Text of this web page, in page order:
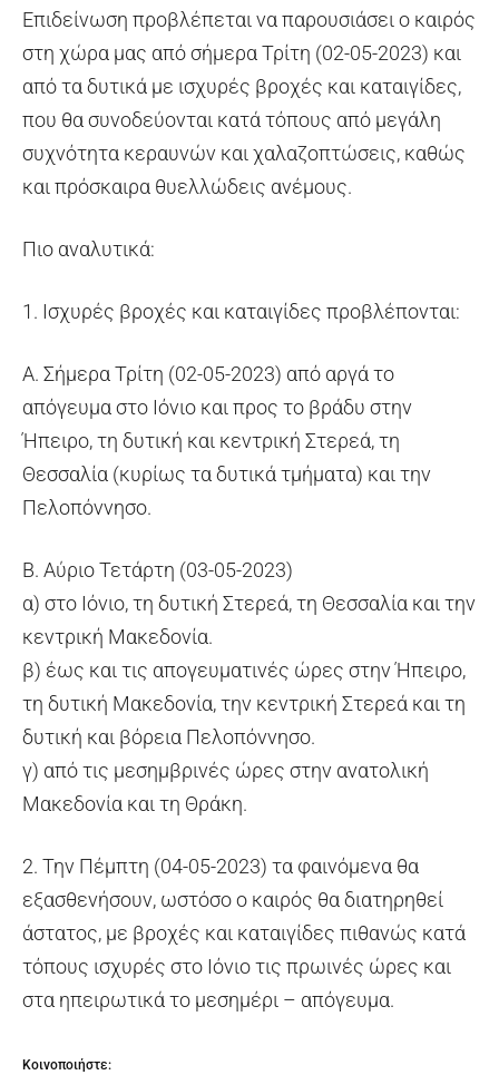
Επιδείνωση προβλέπεται να παρουσιάσει ο καιρός
στη χώρα μας από σήμερα Τρίτη (02-05-2023) και
από τα δυτικά με ισχυρές βροχές και καταιγίδες,
που θα συνοδεύονται κατά τόπους από μεγάλη
συχνότητα κεραυνών και χαλαζοπτώσεις, καθώς
και πρόσκαιρα θυελλώδεις ανέμους.
Πιο αναλυτικά:
1. Ισχυρές βροχές και καταιγίδες προβλέπονται:
Α. Σήμερα Τρίτη (02-05-2023) από αργά το
απόγευμα στο Ιόνιο και προς το βράδυ στην
Ήπειρο, τη δυτική και κεντρική Στερεά, τη
Θεσσαλία (κυρίως τα δυτικά τμήματα) και την
Πελοπόννησο.
Β. Αύριο Τετάρτη (03-05-2023)
α) στο Ιόνιο, τη δυτική Στερεά, τη Θεσσαλία και την
κεντρική Μακεδονία.
β) έως και τις απογευματινές ώρες στην Ήπειρο,
τη δυτική Μακεδονία, την κεντρική Στερεά και τη
δυτική και βόρεια Πελοπόννησο.
γ) από τις μεσημβρινές ώρες στην ανατολική
Μακεδονία και τη Θράκη.
2. Την Πέμπτη (04-05-2023) τα φαινόμενα θα
εξασθενήσουν, ωστόσο ο καιρός θα διατηρηθεί
άστατος, με βροχές και καταιγίδες πιθανώς κατά
τόπους ισχυρές στο Ιόνιο τις πρωινές ώρες και
στα ηπειρωτικά το μεσημέρι – απόγευμα.
Κοινοποιήστε: